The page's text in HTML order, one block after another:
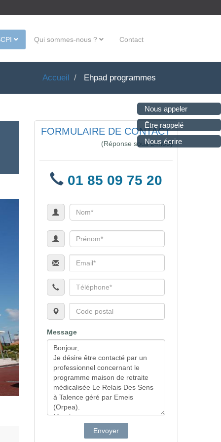
Nous appeler
Être rappelé
Nous écrire
Qui sommes-nous ? Contact
Accueil Ehpad programmes
FORMULAIRE DE CONTACT
(Réponse sous 24h00)
01 85 09 75 20
Message
Envoyer